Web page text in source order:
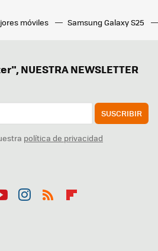
móviles Samsung Galaxy S25
NUESTRA NEWSLETTER
SUSCRIBIR
política de privacidad